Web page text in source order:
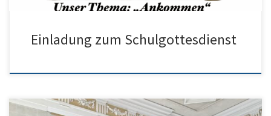
Einladung zum Schulgottesdienst